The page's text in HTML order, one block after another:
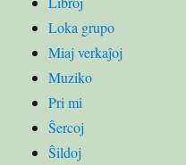
Loka grupo
Miaj verkaĵoj
Muziko
Pri mi
Ŝercoj
Ŝildoj